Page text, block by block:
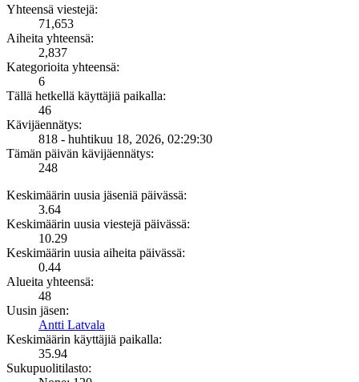
Yhteensä viestejä:
71,653
Aiheita yhteensä:
2,837
Kategorioita yhteensä:
6
Tällä hetkellä käyttäjiä paikalla:
46
Kävijäennätys:
818 - huhtikuu 18, 2026, 02:29:30
Tämän päivän kävijäennätys:
248
Keskimäärin uusia jäseniä päivässä:
3.64
Keskimäärin uusia viestejä päivässä:
10.29
Keskimäärin uusia aiheita päivässä:
0.44
Alueita yhteensä:
48
Uusin jäsen:
Antti Latvala
Keskimäärin käyttäjiä paikalla:
35.94
Sukupuolitilasto: